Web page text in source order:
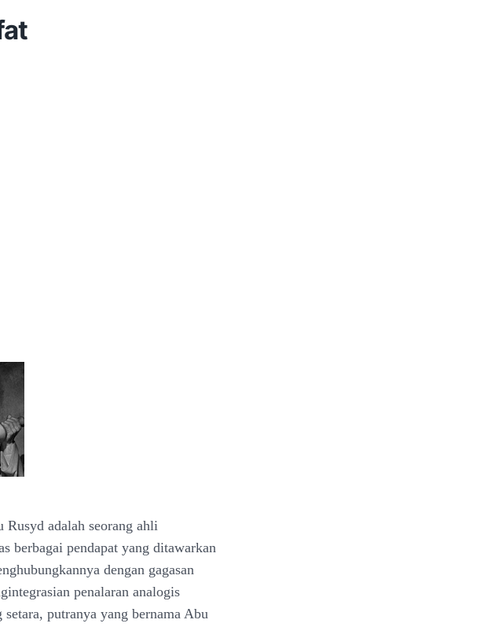
adalah seorang ahli
berbagai pendapat yang ditawarkan
dengan gagasan
penalaran analogis
putranya yang bernama Abu